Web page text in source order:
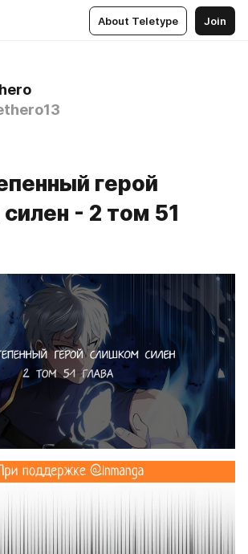
About Teletype Join
герой
- 2 том 51